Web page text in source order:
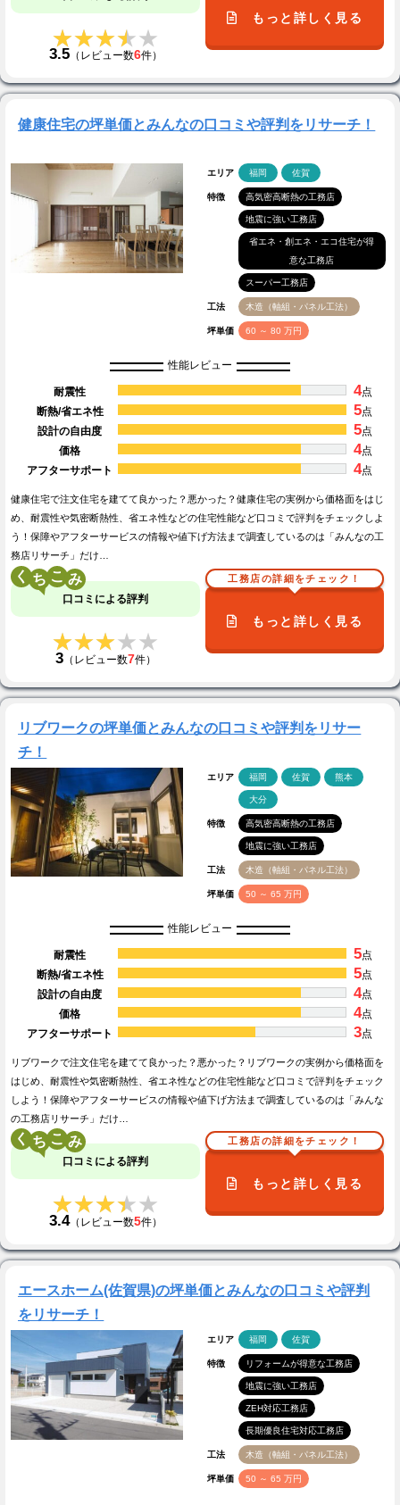
★★★★★
★★★★★
3.5（レビュー数6件）
もっと詳しく見る
健康住宅の坪単価とみんなの口コミや評判をリサーチ！
エリア 福岡 佐賀
特徴 高気密高断熱の工務店
地震に強い工務店
省エネ・創エネ・エコ住宅が得
意な工務店
スーパー工務店
工法 木造（軸組・パネル工法）
坪単価 60 ～ 80 万円
性能レビュー
耐震性 4点
断熱/省エネ性
5点
設計の自由度
5点
価格
4点
アフターサポート
4点
健康住宅で注文住宅を建てて良かった？悪かった？健康住宅の実例から価格面をはじ
め、耐震性や気密断熱性、省エネ性などの住宅性能など口コミで評判をチェックしよ
う！保障やアフターサービスの情報や値下げ方法まで調査しているのは「みんなの工
務店リサーチ」だけ…
く こ
口コミによる評判
★★★★★
★★★★★
3（レビュー数7件）
工務店の詳細をチェック！
もっと詳しく見る
リブワークの坪単価とみんなの口コミや評判をリサー
チ！
エリア 福岡 佐賀 熊本
大分
特徴 高気密高断熱の工務店
地震に強い工務店
工法 木造（軸組・パネル工法）
坪単価 50 ～ 65 万円
性能レビュー
耐震性 5点
断熱/省エネ性
5点
設計の自由度
4点
価格
4点
アフターサポート
3点
リブワークで注文住宅を建てて良かった？悪かった？リブワークの実例から価格面を
はじめ、耐震性や気密断熱性、省エネ性などの住宅性能など口コミで評判をチェック
しよう！保障やアフターサービスの情報や値下げ方法まで調査しているのは「みんな
の工務店リサーチ」だけ…
く こ
口コミによる評判
★★★★★
★★★★★
3.4（レビュー数5件）
工務店の詳細をチェック！
もっと詳しく見る
エースホーム(佐賀県)の坪単価とみんなの口コミや評判
をリサーチ！
エリア 福岡 佐賀
特徴 リフォームが得意な工務店
地震に強い工務店
ZEH対応工務店
長期優良住宅対応工務店
工法 木造（軸組・パネル工法）
坪単価 50 ～ 65 万円